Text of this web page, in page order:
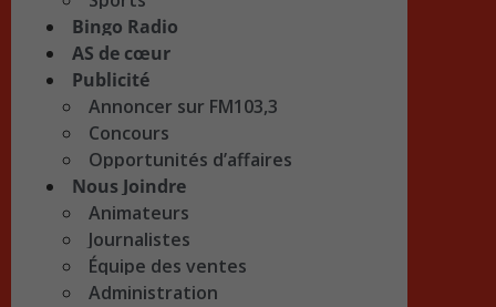
Bingo Radio
AS de cœur
Publicité
Annoncer sur FM103,3
Concours
Opportunités d’affaires
Nous Joindre
Animateurs
Journalistes
Équipe des ventes
Administration